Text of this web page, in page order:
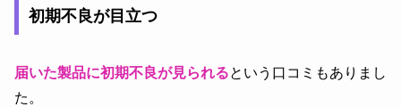
初期不良が目立つ
届いた製品に初期不良が見られるという口コミもありまし
た。